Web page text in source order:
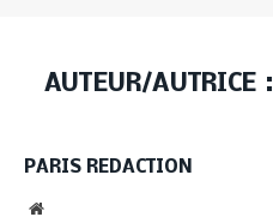
AUTEUR/AUTRICE :
PARIS REDACTION
Website